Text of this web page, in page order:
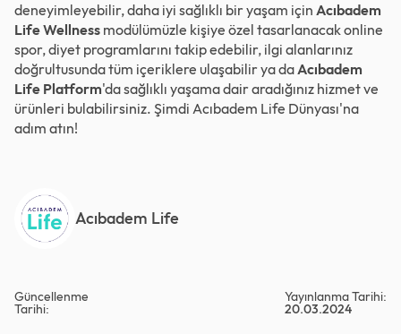
deneyimleyebilir, daha iyi sağlıklı bir yaşam için Acıbadem
Life Wellness modülümüzle kişiye özel tasarlanacak online
spor, diyet programlarını takip edebilir, ilgi alanlarınız
doğrultusunda tüm içeriklere ulaşabilir ya daAcıbadem
Life Platform'da sağlıklı yaşama dair aradığınız hizmet ve
ürünleri bulabilirsiniz. Şimdi Acıbadem Life Dünyası'na
adım atın!
Acıbadem Life
Güncellenme
Tarihi:
Yayınlanma Tarihi:
20.03.2024